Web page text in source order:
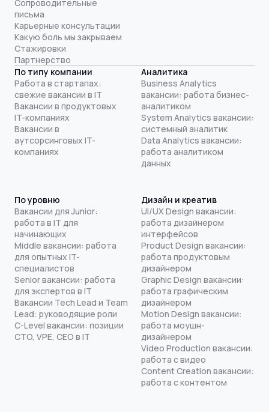
Сопроводительные
письма
Карьерные консультации
Какую боль мы закрываем
Стажировки
Партнерство
По типу компании
Работа в стартапах:
свежие вакансии в IT
Вакансии в продуктовых
IT-компаниях
Вакансии в
аутсорсинговых IT-
компаниях
Аналитика
Business Analytics
вакансии: работа бизнес-
аналитиком
System Analytics вакансии:
системный аналитик
Data Analytics вакансии:
работа аналитиком
данных
По уровню
Вакансии для Junior:
работа в IT для
начинающих
Middle вакансии: работа
для опытных IT-
специалистов
Senior вакансии: работа
для экспертов в IT
Вакансии Tech Lead и Team
Lead: руководящие роли
C-Level вакансии: позиции
CTO, VPE, CEO в IT
Дизайн и креатив
UI/UX Design вакансии:
работа дизайнером
интерфейсов
Product Design вакансии:
работа продуктовым
дизайнером
Graphic Design вакансии:
работа графическим
дизайнером
Motion Design вакансии:
работа моушн-
дизайнером
Video Production вакансии:
работа с видео
Content Creation вакансии:
работа с контентом